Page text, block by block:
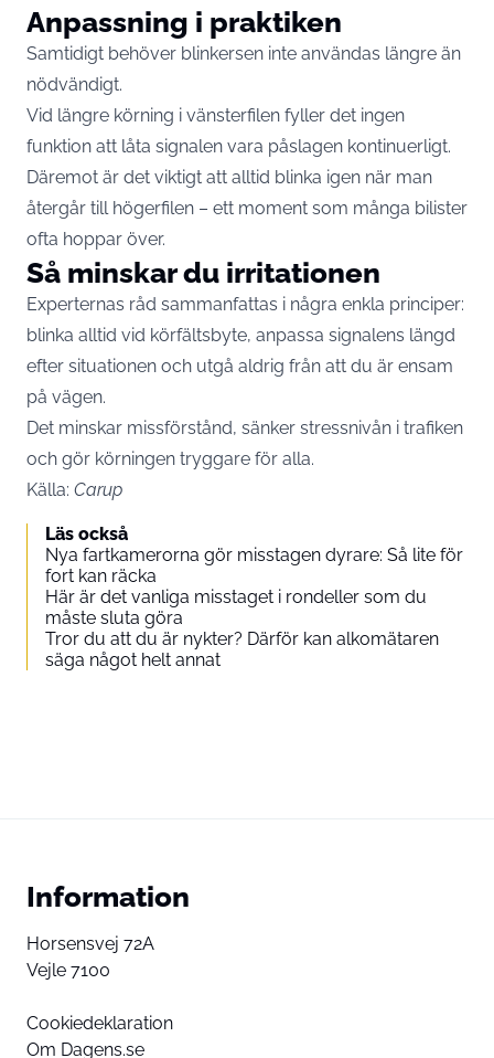
Anpassning i praktiken
Samtidigt behöver blinkersen inte användas längre än
nödvändigt.
Vid längre körning i vänsterfilen fyller det ingen
funktion att låta signalen vara påslagen kontinuerligt.
Däremot är det viktigt att alltid blinka igen när man
återgår till högerfilen – ett moment som många bilister
ofta hoppar över.
Så minskar du irritationen
Experternas råd sammanfattas i några enkla principer:
blinka alltid vid körfältsbyte, anpassa signalens längd
efter situationen och utgå aldrig från att du är ensam
på vägen.
Det minskar missförstånd, sänker stressnivån i trafiken
och gör körningen tryggare för alla.
Källa: Carup
Läs också
Nya fartkamerorna gör misstagen dyrare: Så lite för
fort kan räcka
Här är det vanliga misstaget i rondeller som du
måste sluta göra
Tror du att du är nykter? Därför kan alkomätaren
säga något helt annat
Information
Horsensvej 72A
Vejle 7100
Cookiedeklaration
Om Dagens.se